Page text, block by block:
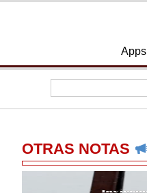
Apps
OTRAS NOTAS